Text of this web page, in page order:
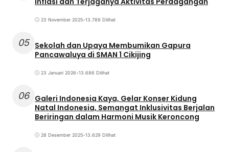
23 November 2025•13.789 Dilihat
05 Sekolah dan Upaya Membumikan Gapura
Pancawaluya di SMAN 1 Cikijing
23 Januari 2026•13.686 Dilihat
06 Galeri Indonesia Kaya, Gelar Konser Kidung
Natal Indonesia, Semangat Inklusivitas Berjalan
Beriringan dalam Harmoni Musik Keroncong
28 Desember 2025•13.629 Dilihat